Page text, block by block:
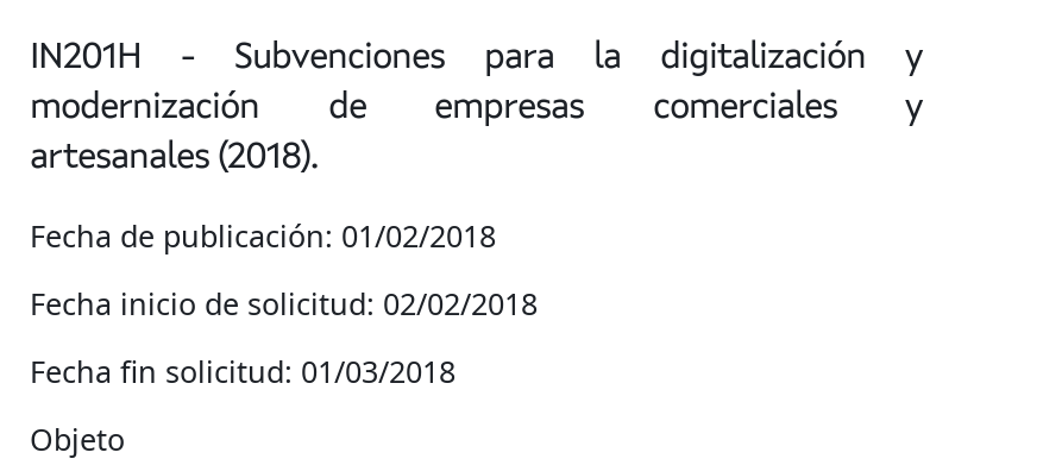
IN201H - Subvenciones para la digitalización y
modernización de empresas comerciales y
artesanales (2018).
Fecha de publicación: 01/02/2018
Fecha inicio de solicitud: 02/02/2018
Fecha fin solicitud: 01/03/2018
Objeto